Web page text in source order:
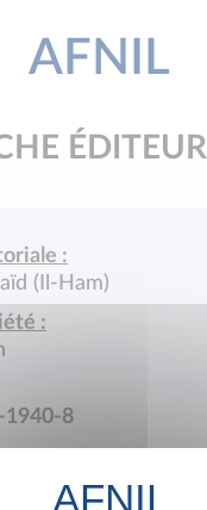
AFNIL
ÉDITEUR
:
(Il-Ham)
:
1940-8